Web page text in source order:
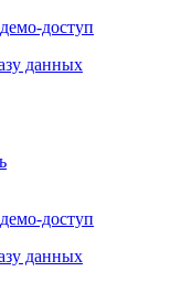
демо-доступ
данных
демо-доступ
данных